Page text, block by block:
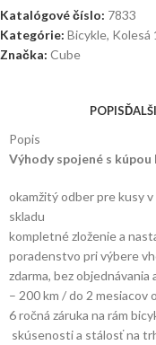
Katalógové číslo: 7833
Kategórie: Bicykle, Kolesá
Značka: Cube
POPIS
Popis
Výhody spojené s kúpou
okamžitý odber pre kusy
skladu
kompletné zloženie a
poradenstvo pri výbere
zdarma, bez
– 200 km / do 2 mesiacov
6 ročná záruka na rám
skúsenosti a stálosť na